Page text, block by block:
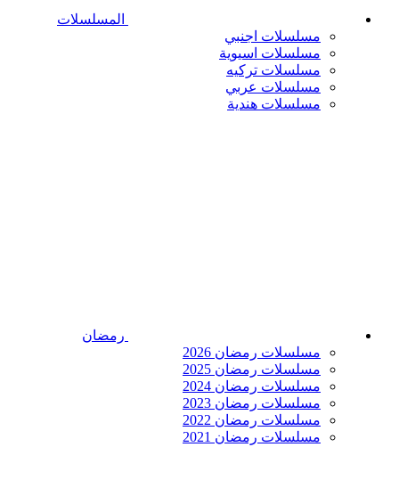
المسلسلات
مسلسلات اجنبي
مسلسلات اسيوية
مسلسلات تركيه
مسلسلات عربي
مسلسلات هندية
رمضان
مسلسلات رمضان 2026
مسلسلات رمضان 2025
مسلسلات رمضان 2024
مسلسلات رمضان 2023
مسلسلات رمضان 2022
مسلسلات رمضان 2021